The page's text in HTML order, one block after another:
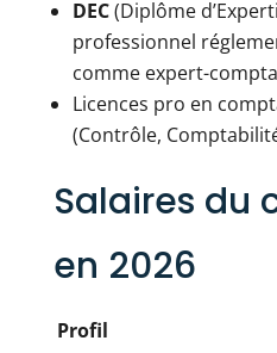
DEC(Diplôme
professionnel
comme expert-
Licences pro en
(Contrôle,
Salaires du
en 2026
Profil